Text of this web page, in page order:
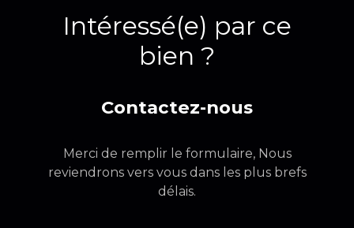
Intéressé(e) par ce
bien ?
Contactez-nous
Merci de remplir le formulaire, Nous
reviendrons vers vous dans les plus brefs
délais.